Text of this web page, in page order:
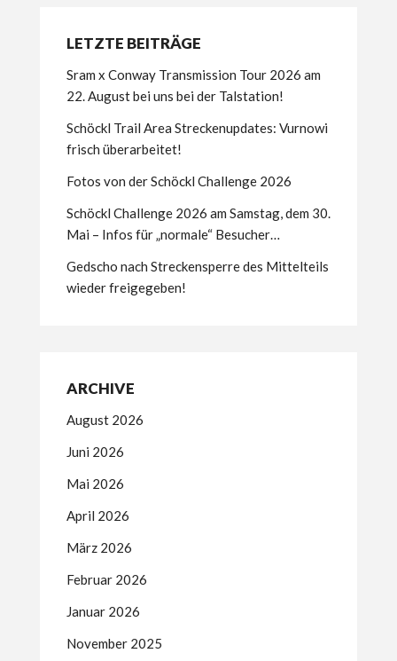
LETZTE BEITRÄGE
Sram x Conway Transmission Tour 2026 am
22. August bei uns bei der Talstation!
Schöckl Trail Area Streckenupdates: Vurnowi
frisch überarbeitet!
Fotos von der Schöckl Challenge 2026
Schöckl Challenge 2026 am Samstag, dem 30.
Mai – Infos für „normale“ Besucher…
Gedscho nach Streckensperre des Mittelteils
wieder freigegeben!
ARCHIVE
August 2026
Juni 2026
Mai 2026
April 2026
März 2026
Februar 2026
Januar 2026
November 2025